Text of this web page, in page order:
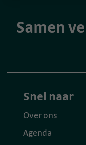
Samen
Snel naar
Over ons
Agenda